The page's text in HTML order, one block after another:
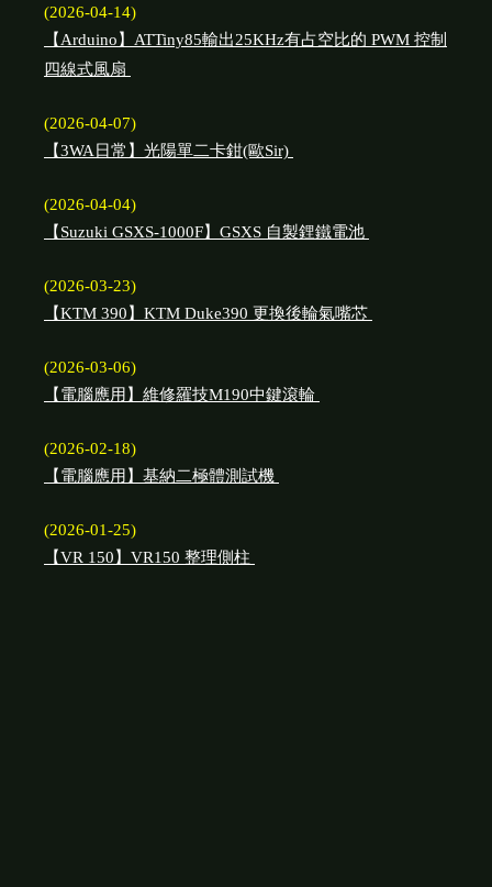
(2026-04-14)
【Arduino】ATTiny85輸出25KHz有占空比的 PWM 控制
四線式風扇
(2026-04-07)
【3WA日常】光陽單二卡鉗(歐Sir)
(2026-04-04)
【Suzuki GSXS-1000F】GSXS 自製鋰鐵電池
(2026-03-23)
【KTM 390】KTM Duke390 更換後輪氣嘴芯
(2026-03-06)
【電腦應用】維修羅技M190中鍵滾輪
(2026-02-18)
【電腦應用】基納二極體測試機
(2026-01-25)
【VR 150】VR150 整理側柱